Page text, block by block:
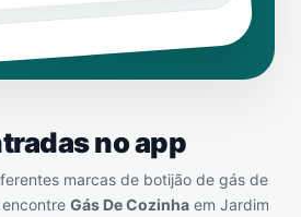
no app
marcas de botijão de gás de
Gás De Cozinha em Jardim